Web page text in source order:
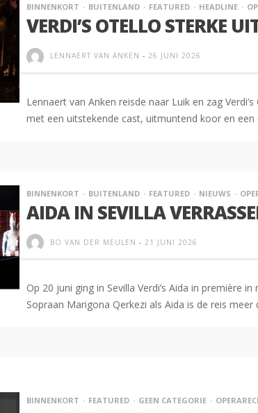
BINNENKORT BUITENLAND FEATURED HEADLINE
VERDI’S OTELLO STERKE
LENNAERT VAN ANKEN - 26 JUNI 2026
Lennaert van Anken reisde naar Luik en zag
met een uitstekende cast, uitmuntend koor en een
BINNENKORT BUITENLAND FEATURED NIEUWS
AIDA IN SEVILLA
BO VAN DER MEULEN - 21 JUNI 2026
Op 20 juni ging in Sevilla Verdi’s Aida in première
Sopraan Marigona Qerkezi als Aida is de reis meer
BINNENKORT FEATURED GEEN CATEGORIE